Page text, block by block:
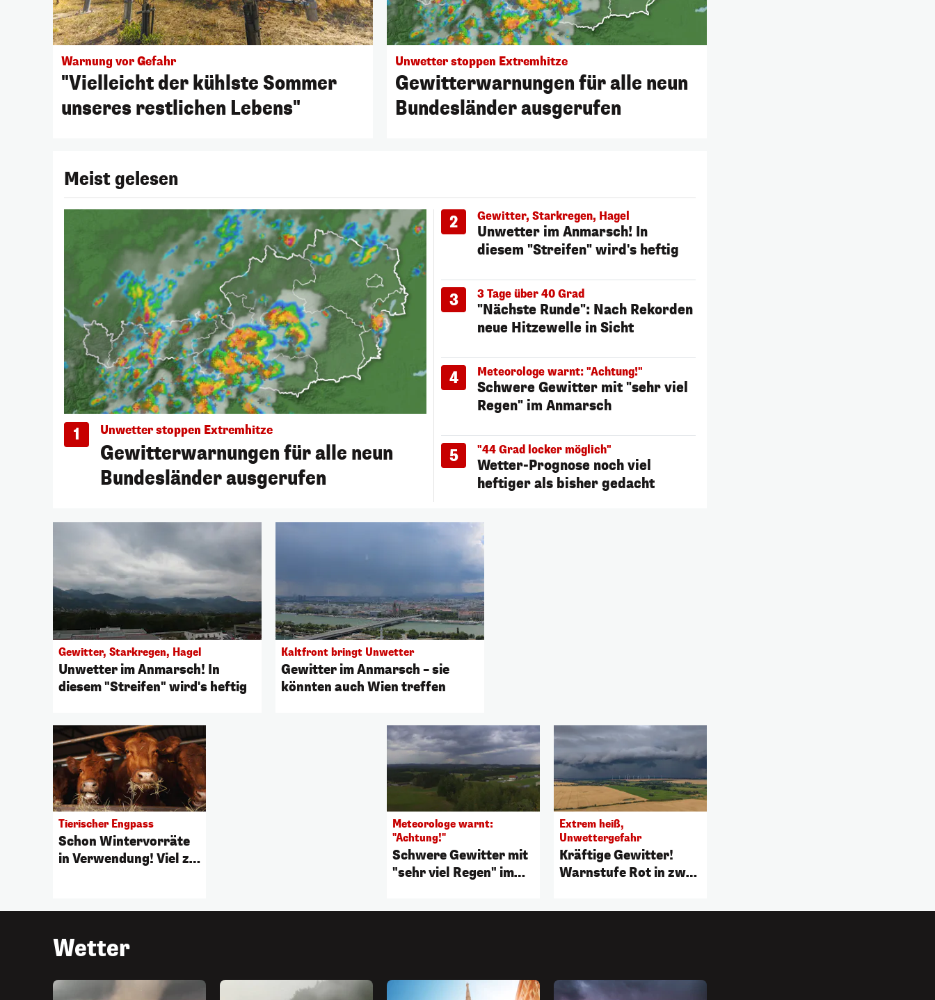
Warnung vor Gefahr
"Vielleicht der kühlste Sommer
unseres restlichen Lebens"
Unwetter stoppen Extremhitze
Gewitterwarnungen für alle neun
Bundesländer ausgerufen
Meist gelesen
1 Unwetter stoppen Extremhitze
Gewitterwarnungen für alle neun
Bundesländer ausgerufen
2 Gewitter, Starkregen, Hagel
Unwetter im Anmarsch! In
diesem "Streifen" wird's heftig
3 3 Tage über 40 Grad
"Nächste Runde": Nach Rekorden
neue Hitzewelle in Sicht
4 Meteorologe warnt: "Achtung!"
Schwere Gewitter mit "sehr viel
Regen" im Anmarsch
5 "44 Grad locker möglich"
Wetter-Prognose noch viel
heftiger als bisher gedacht
Gewitter, Starkregen, Hagel
Unwetter im Anmarsch! In
diesem "Streifen" wird's heftig
Kaltfront bringt Unwetter
Gewitter im Anmarsch – sie
könnten auch Wien treffen
Tierischer Engpass
Schon Wintervorräte
in Verwendung! Viel zu
Meteorologe warnt:
"Achtung!"
Schwere Gewitter mit
"sehr viel Regen" im
Extrem heiß,
Unwettergefahr
Kräftige Gewitter!
Warnstufe Rot in zwei
Wetter